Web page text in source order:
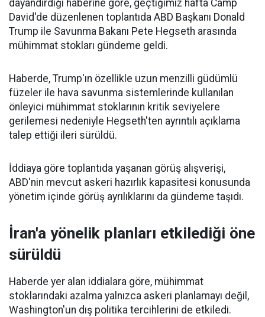
dayandırdığı haberine göre, geçtiğimiz hafta Camp
David'de düzenlenen toplantıda ABD Başkanı Donald
Trump ile Savunma Bakanı Pete Hegseth arasında
mühimmat stokları gündeme geldi.
Haberde, Trump'ın özellikle uzun menzilli güdümlü
füzeler ile hava savunma sistemlerinde kullanılan
önleyici mühimmat stoklarının kritik seviyelere
gerilemesi nedeniyle Hegseth'ten ayrıntılı açıklama
talep ettiği ileri sürüldü.
İddiaya göre toplantıda yaşanan görüş alışverişi,
ABD'nin mevcut askeri hazırlık kapasitesi konusunda
yönetim içinde görüş ayrılıklarını da gündeme taşıdı.
İran'a yönelik planları etkilediği öne
sürüldü
Haberde yer alan iddialara göre, mühimmat
stoklarındaki azalma yalnızca askeri planlamayı değil,
Washington'un dış politika tercihlerini de etkiledi.